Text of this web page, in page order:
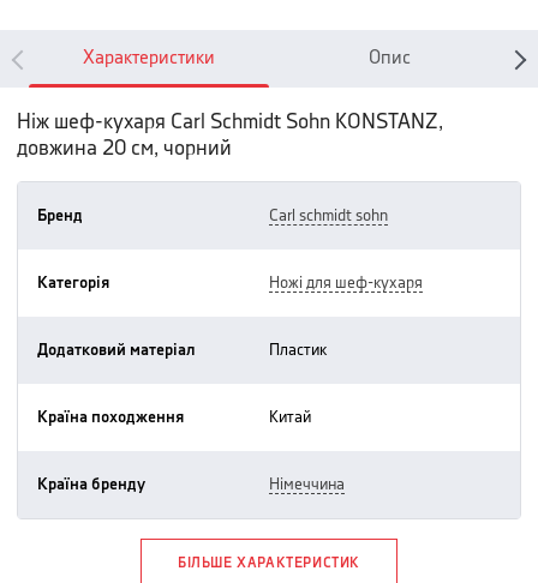
Характеристики Опис
Ніж шеф-кухаря Carl Schmidt Sohn KONSTANZ,
довжина 20 см, чорний
Бренд carl schmidt sohn
Категорія ножі для шеф-кухаря
Додатковий матеріал пластик
Країна походження китай
Країна бренду німеччина
БІЛЬШЕ ХАРАКТЕРИСТИК